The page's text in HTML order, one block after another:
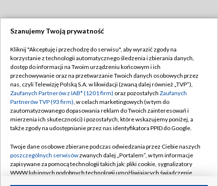
TVP
Abonament TVP
Emisja w TVP
Centrum informacji TVP
Naziemna Telewizja Cyfrowa
Rada Programowa
System NOS
Regulamin TVP
Polityka prywatności
Moje zgody
Pomoc
Kontakt
Szanujemy Twoją prywatność
Kliknij "Akceptuję i przechodzę do serwisu", aby wyrazić zgody na
korzystanie z technologii automatycznego śledzenia i zbierania danych,
dostęp do informacji na Twoim urządzeniu końcowym i ich
przechowywanie oraz na przetwarzanie Twoich danych osobowych przez
nas, czyli Telewizję Polską S.A. w likwidacji (zwaną dalej również „TVP”),
Zaufanych Partnerów z IAB* (1201 firm) oraz pozostałych Zaufanych
Partnerów TVP (93 firm), w celach marketingowych (w tym do
zautomatyzowanego dopasowania reklam do Twoich zainteresowań i
mierzenia ich skuteczności) i pozostałych, które wskazujemy poniżej, a
także zgody na udostępnianie przez nas identyfikatora PPID do Google.
Twoje dane osobowe zbierane podczas odwiedzania przez Ciebie naszych
poszczególnych serwisówzwanych dalej „Portalem”, w tym informacje
zapisywane za pomocą technologii takich jak: pliki cookie, sygnalizatory
WWW lub innych podobnych technologii umożliwiających świadczenie